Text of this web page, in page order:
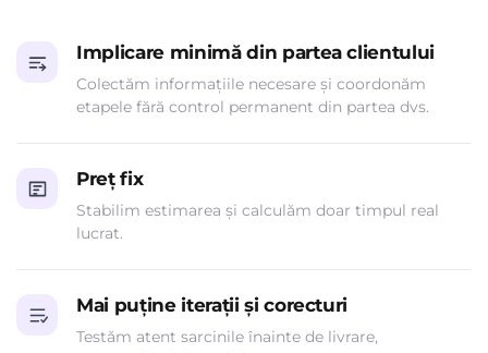
Implicare minimă din partea clientului
Colectăm informațiile necesare și coordonăm
etapele fără control permanent din partea dvs.
Preț fix
Stabilim estimarea și calculăm doar timpul real
lucrat.
Mai puține iterații și corecturi
Testăm atent sarcinile înainte de livrare,